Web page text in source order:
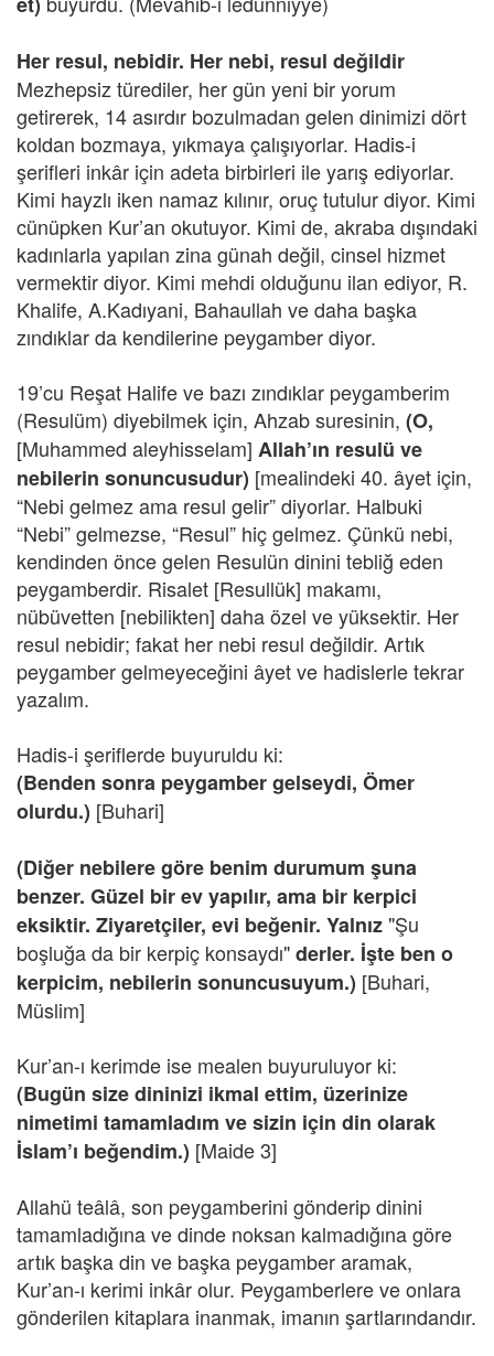
Her resul, nebidir. Her nebi, resul değildir
Mezhepsiz türediler, her gün yeni bir yorum
getirerek, 14 asırdır bozulmadan gelen dinimizi dört
koldan bozmaya, yıkmaya çalışıyorlar. Hadis-i
şerifleri inkâr için adeta birbirleri ile yarış ediyorlar.
Kimi hayzlı iken namaz kılınır, oruç tutulur diyor. Kimi
cünüpken Kur’an okutuyor. Kimi de, akraba dışındaki
kadınlarla yapılan zina günah değil, cinsel hizmet
vermektir diyor. Kimi mehdi olduğunu ilan ediyor, R.
Khalife, A.Kadıyani, Bahaullah ve daha başka
zındıklar da kendilerine peygamber diyor.
19’cu Reşat Halife ve bazı zındıklar peygamberim
(Resulüm) diyebilmek için, Ahzab suresinin, (O,
[Muhammed aleyhisselam] Allah’ın resulü ve
nebilerin sonuncusudur) [mealindeki 40. âyet için,
“Nebi gelmez ama resul gelir” diyorlar. Halbuki
“Nebi” gelmezse, “Resul” hiç gelmez. Çünkü nebi,
kendinden önce gelen Resulün dinini tebliğ eden
peygamberdir. Risalet [Resullük] makamı,
nübüvetten [nebilikten] daha özel ve yüksektir. Her
resul nebidir; fakat her nebi resul değildir. Artık
peygamber gelmeyeceğini âyet ve hadislerle tekrar
yazalım.
Hadis-i şeriflerde buyuruldu ki:
(Benden sonra peygamber gelseydi, Ömer
olurdu.) [Buhari]
(Diğer nebilere göre benim durumum şuna
benzer. Güzel bir ev yapılır, ama bir kerpici
eksiktir. Ziyaretçiler, evi beğenir. Yalnız "Şu
boşluğa da bir kerpiç konsaydı"derler. İşte ben o
kerpicim, nebilerin sonuncusuyum.) [Buhari,
Müslim]
Kur’an-ı kerimde ise mealen buyuruluyor ki:
(Bugün size dininizi ikmal ettim, üzerinize
nimetimi tamamladım ve sizin için din olarak
İslam’ı beğendim.) [Maide 3]
Allahü teâlâ, son peygamberini gönderip dinini
tamamladığına ve dinde noksan kalmadığına göre
artık başka din ve başka peygamber aramak,
Kur’an-ı kerimi inkâr olur. Peygamberlere ve onlara
gönderilen kitaplara inanmak, imanın şartlarındandır.